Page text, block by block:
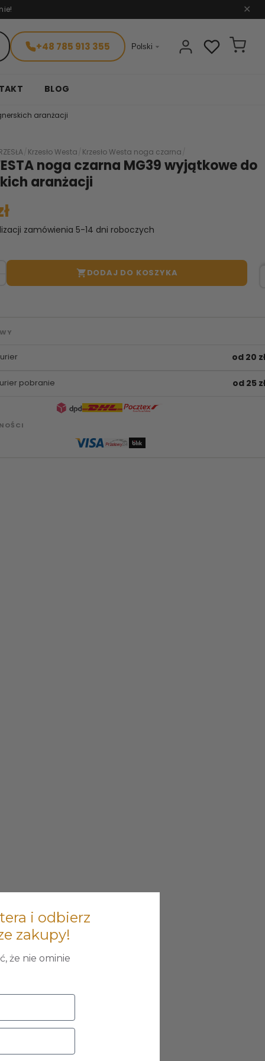
✕
+48 785 913 355 Polski 
BLOG
aranżacji
Krzesło Westa Krzesło Westa noga czarna
noga czarna MG39 wyjątkowe do
aranżacji
zamówienia 5-14 dni roboczych
DODAJ DO KOSZYKA
od 20
pobranie od 25
i odbierz
zakupy!
że nie ominie